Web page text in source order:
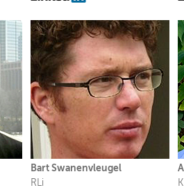
Bart Swanenvleugel
RLi